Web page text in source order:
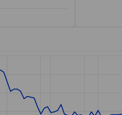
from 2.58 to 3.68.